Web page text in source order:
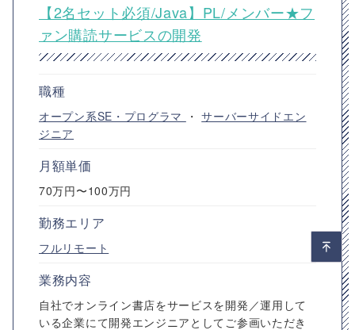
【2名セット必須/Java】PL/メンバー★フ
ァン購読サービスの開発
職種
オープン系SE・プログラマ ・サーバーサイドエン
ジニア
月額単価
70万円〜100万円
勤務エリア
フルリモート
業務内容
自社でオンライン書店をサービスを開発／運用して
いる企業にて開発エンジニアとしてご参画いただき